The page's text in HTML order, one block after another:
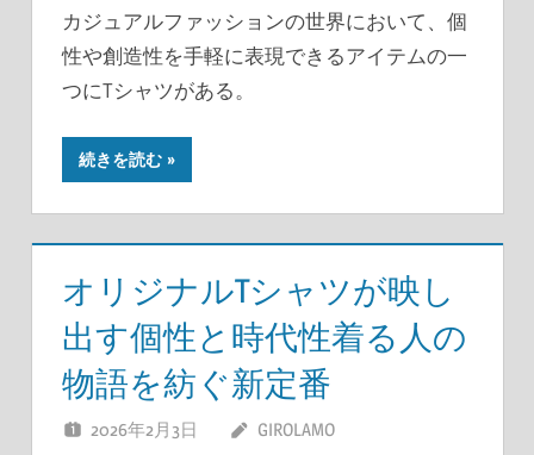
カジュアルファッションの世界において、個
性や創造性を手軽に表現できるアイテムの一
つにTシャツがある。
続きを読む
オリジナルTシャツが映し
出す個性と時代性着る人の
物語を紡ぐ新定番
2026年2月3日 GIROLAMO